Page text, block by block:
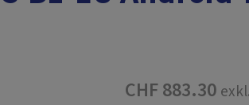
CHF 883.30